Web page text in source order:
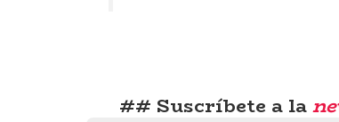
## Suscríbete a la